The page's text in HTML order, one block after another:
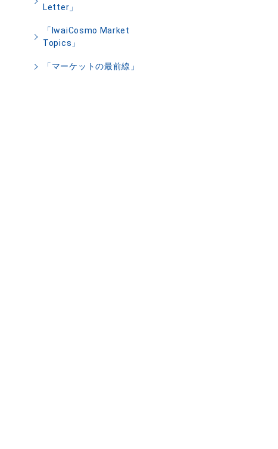
Letter」
「IwaiCosmo Market
Topics」
「マーケットの最前線」